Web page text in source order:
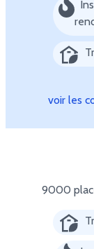
voir les
9000